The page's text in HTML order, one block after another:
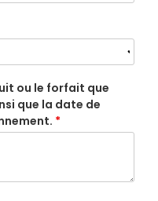
ou le forfait que
que la date de
*